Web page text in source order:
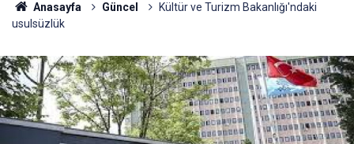
Anasayfa Güncel
Kültür ve Turizm Bakanlığı'ndaki
usulsüzlük